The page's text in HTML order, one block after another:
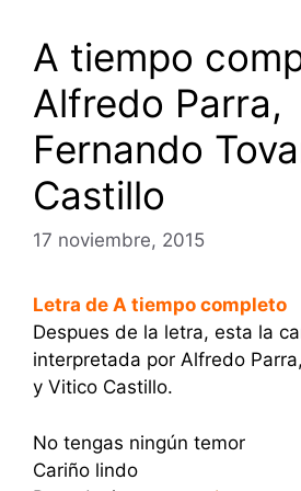
A tiempo
Alfredo Parra,
Fernando
Castillo
17 noviembre, 2015
Letra de A tiempo completo
Despues de la letra, esta la
interpretada por Alfredo
y Vitico Castillo.
No tengas ningún temor
Cariño lindo